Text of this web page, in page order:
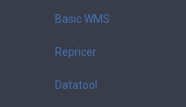
Basic WMS
Repricer
Datatool